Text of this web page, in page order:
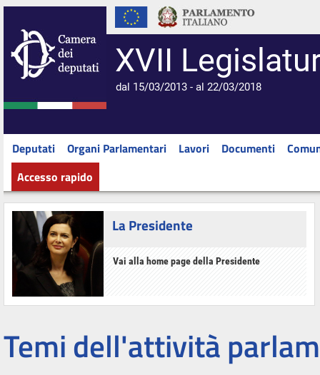
XVII
dal 15/03/2013 - al 22/03/2018
Deputati Organi Parlamentari Lavori Documenti
Accesso rapido
La Presidente
Vai alla home page della Presidente
Temi dell'attività